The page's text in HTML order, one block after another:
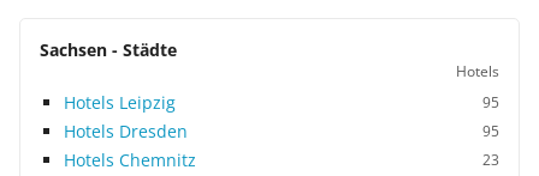
Sachsen - Städte
Hotels
Hotels Leipzig 95
Hotels Dresden 95
Hotels Chemnitz 23